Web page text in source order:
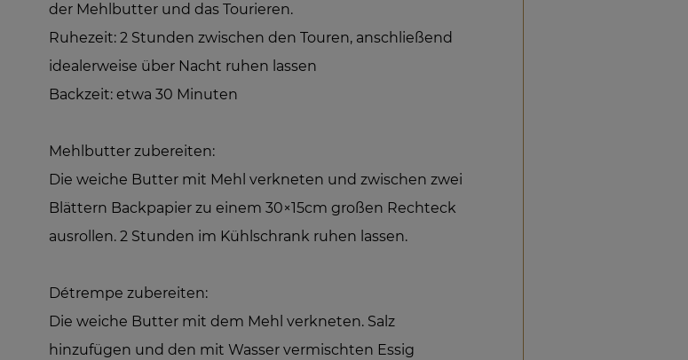
der Mehlbutter und das Tourieren.
Ruhezeit: 2 Stunden zwischen den Touren, anschließend
idealerweise über Nacht ruhen lassen
Backzeit: etwa 30 Minuten
Mehlbutter zubereiten:
Die weiche Butter mit Mehl verkneten und zwischen zwei
Blättern Backpapier zu einem 30×15cm großen Rechteck
ausrollen. 2 Stunden im Kühlschrank ruhen lassen.
Détrempe zubereiten:
Die weiche Butter mit dem Mehl verkneten. Salz
hinzufügen und den mit Wasser vermischten Essig